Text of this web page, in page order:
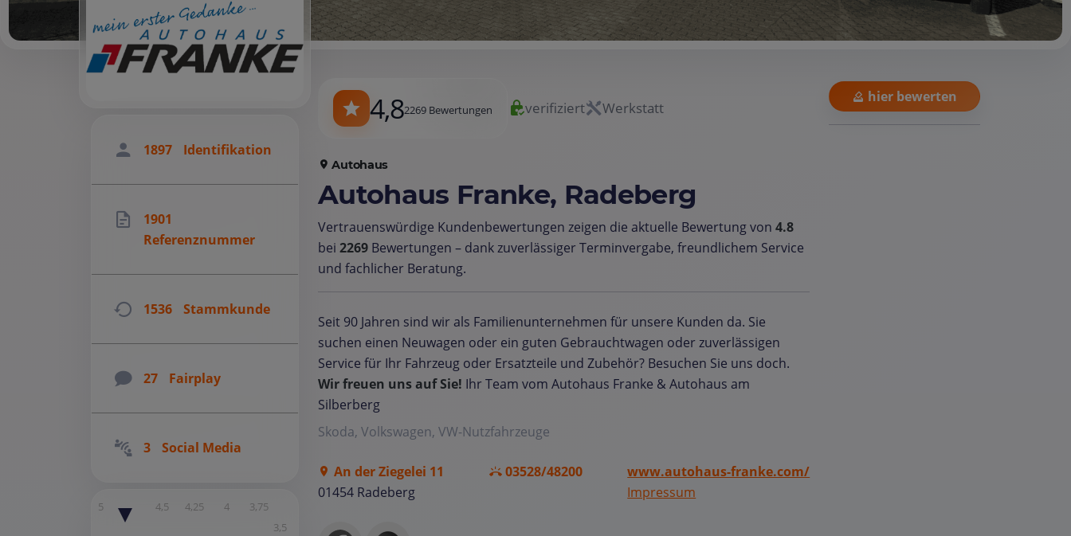
4,82269 Bewertungen verifiziert Werkstatt
Autohaus
Autohaus Franke, Radeberg
Vertrauenswürdige Kundenbewertungen zeigen die aktuelle Bewertung von 4.8
bei 2269 Bewertungen – dank zuverlässiger Terminvergabe, freundlichem Service
und fachlicher Beratung.
Seit 90 Jahren sind wir als Familienunternehmen für unsere Kunden da. Sie
suchen einen Neuwagen oder ein guten Gebrauchtwagen oder zuverlässigen
Service für Ihr Fahrzeug oder Ersatzteile und Zubehör? Besuchen Sie uns doch.
Wir freuen uns auf Sie! Ihr Team vom Autohaus Franke & Autohaus am
Silberberg
Skoda, Volkswagen, VW-Nutzfahrzeuge
An der Ziegelei 11
01454 Radeberg
03528/48200
www.autohaus-franke.com/
Impressum
hier bewerten
1897 Identifikation
1901
Referenznummer
1536 Stammkunde
27 Fairplay
3 Social Media
5 4,5 4,25 4
3,75
3,5